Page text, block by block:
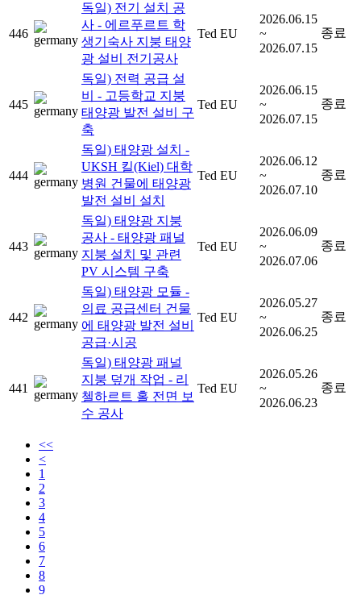
446
독일) 전기 설치 공
사 - 에르푸르트 학
생기숙사 지붕 태양
광 설비 전기공사
Ted EU
2026.06.15
~
2026.07.15
종료
445
독일) 전력 공급 설
비 - 고등학교 지붕
태양광 발전 설비 구
축
Ted EU
2026.06.15
~
2026.07.15
종료
444
독일) 태양광 설치 -
UKSH 킬(Kiel) 대학
병원 건물에 태양광
발전 설비 설치
Ted EU
2026.06.12
~
2026.07.10
종료
443
독일) 태양광 지붕
공사 - 태양광 패널
지붕 설치 및 관련
PV 시스템 구축
Ted EU
2026.06.09
~
2026.07.06
종료
442
독일) 태양광 모듈 -
의료 공급센터 건물
에 태양광 발전 설비
공급·시공
Ted EU
2026.05.27
~
2026.06.25
종료
441
독일) 태양광 패널
지붕 덮개 작업 - 리
첼하르트 홀 전면 보
수 공사
Ted EU
2026.05.26
~
2026.06.23
종료
<<
<
1
2
3
4
5
6
7
8
9